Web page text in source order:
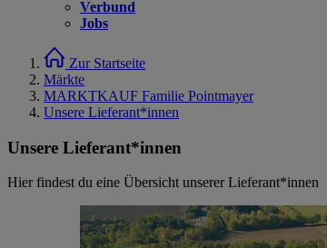
Verbund
Jobs
Zur Startseite
Märkte
MARKTKAUF Familie Pointmayer
Unsere Lieferant*innen
Unsere Lieferant*innen
Hier findest du eine Übersicht unserer Lieferant*innen